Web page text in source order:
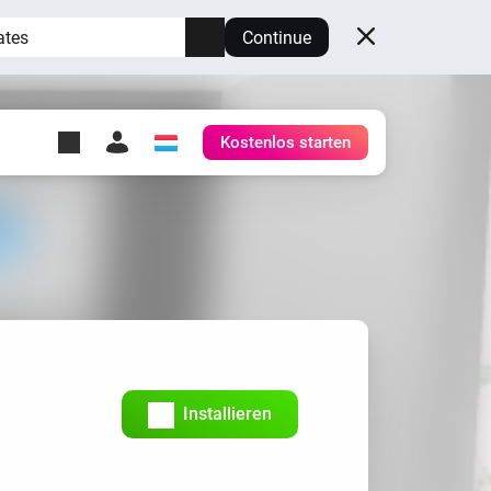
Continue
Lass Homey auf deiner
Kostenlos starten
Installieren